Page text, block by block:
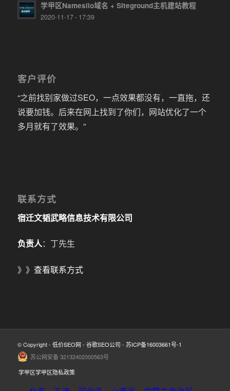
学甲区Namesilo域名 + Siteground主机建站教程
2020-11-17 - 17:39
客户评价
“之前找别家做过SEO，一点效果都没有，一直拖，还
说要加钱。后来在网上找到了你们，网站优化了一个
多月就有了效果。”
联系方式
宿迁文韬武略信息技术有限公司
负责人：丁先生
》》 查看联系方式
© Copyright - 低价SEO网 - 谷歌SEO公司 - 苏ICP备16003661号-1
苏公网安备 32132402000563号
学甲区学甲区隐私政策